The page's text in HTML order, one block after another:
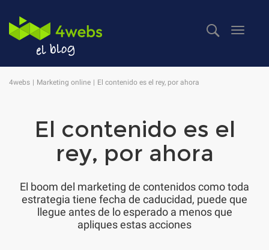
4webs Marketing online El contenido es el rey, por ahora
El contenido es el
rey, por ahora
El boom del marketing de contenidos como toda
estrategia tiene fecha de caducidad, puede que
llegue antes de lo esperado a menos que
apliques estas acciones